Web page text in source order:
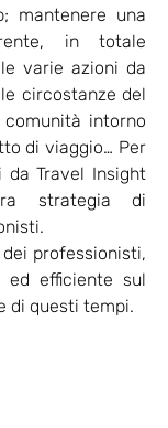
mantenere una
in totale
varie azioni da
circostanze del
intorno
di viaggio… Per
da Travel Insight
strategia di
professionisti,
ed efficiente sul
di questi tempi.